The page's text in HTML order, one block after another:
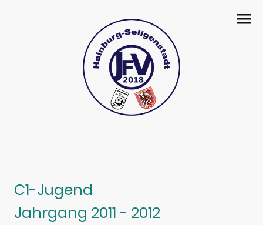
C1-Jugend
Jahrgang 2011 - 2012